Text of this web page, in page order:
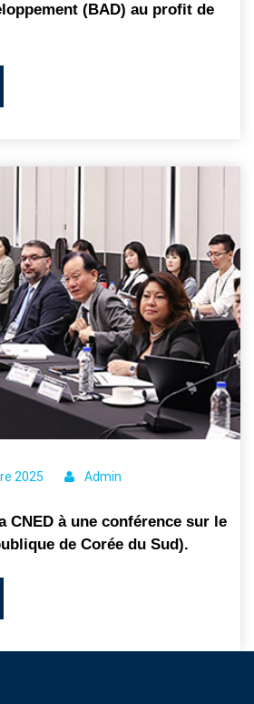
(BAD) au profit de
2025 Admin
CNED à une conférence sur le
de Corée du Sud).